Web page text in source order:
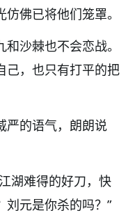
佛已将他们笼罩。
沙棘也不会恋战。
己，也只有打平的把
严的语气，朗朗说
湖难得的好刀，快
刘元是你杀的吗？”